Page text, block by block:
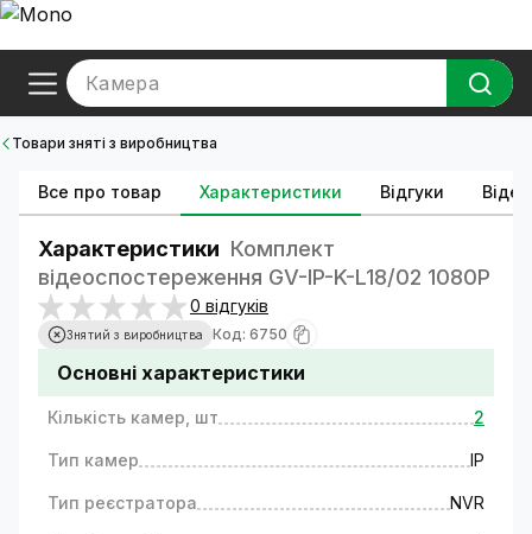
Камера
Товари зняті з виробництва
Все про товар Характеристики Відгуки Відео
Характеристики Комплект
відеоспостереження GV-IP-K-L18/02 1080P
0 відгуків
Знятий з виробництва Код: 6750
Основні характеристики
Кількість камер, шт 2
Тип камер IP
Тип реєстратора NVR